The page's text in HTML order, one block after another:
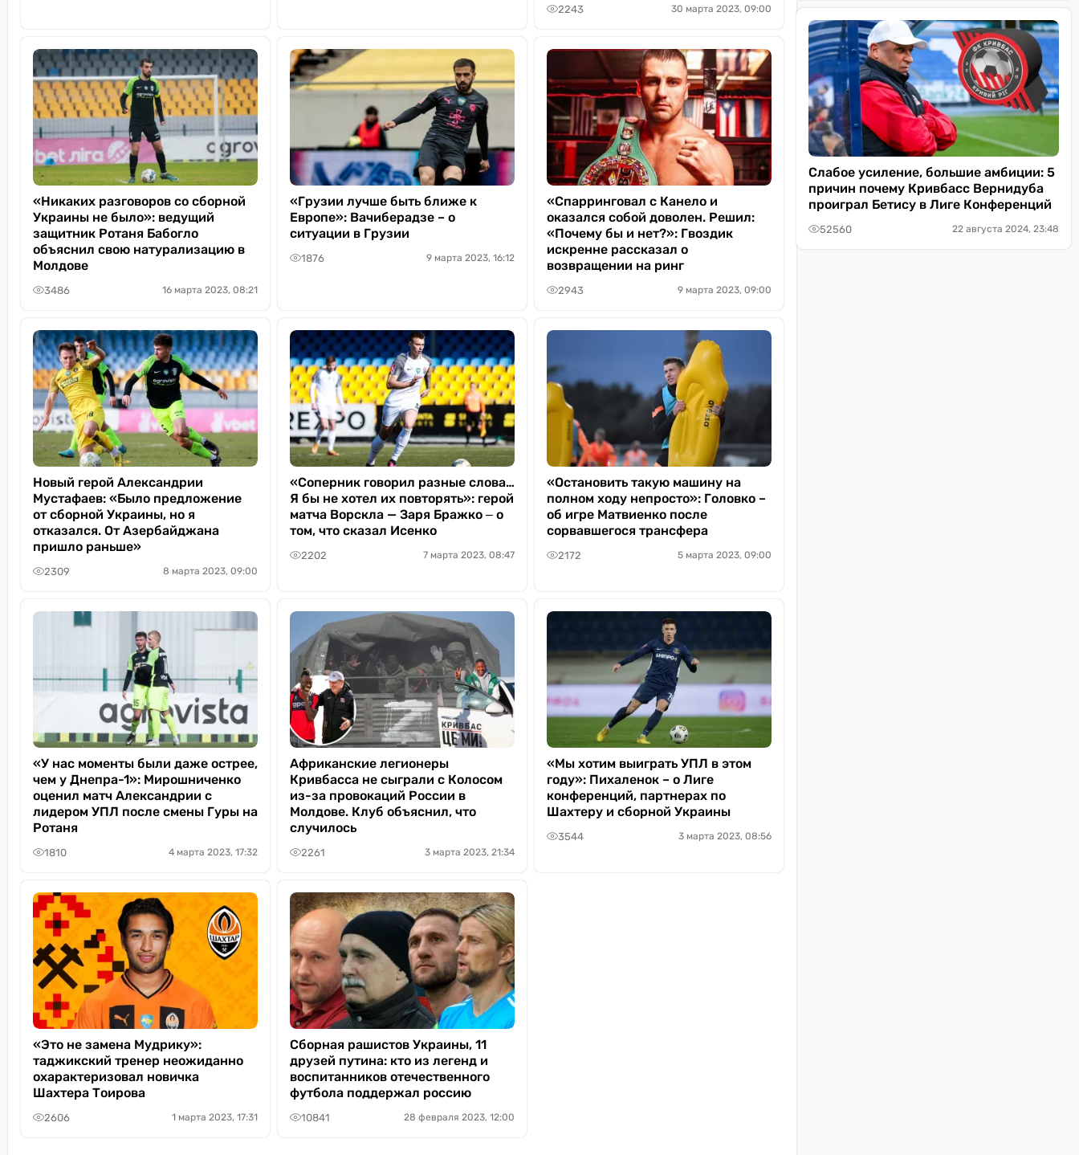
2243 30 марта 2023, 09:00
«Никаких разговоров со сборной
Украины не было»: ведущий
защитник Ротаня Бабогло
объяснил свою натурализацию в
Молдове
3486 16 марта 2023, 08:21
«Грузии лучше быть ближе к
Европе»: Вачиберадзе – о
ситуации в Грузии
1876 9 марта 2023, 16:12
«Спарринговал с Канело и
оказался собой доволен. Решил:
«Почему бы и нет?»: Гвоздик
искренне рассказал о
возвращении на ринг
2943 9 марта 2023, 09:00
Новый герой Александрии
Мустафаев: «Было предложение
от сборной Украины, но я
отказался. От Азербайджана
пришло раньше»
2309 8 марта 2023, 09:00
«Соперник говорил разные слова…
Я бы не хотел их повторять»: герой
матча Ворскла — Заря Бражко ‒ о
том, что сказал Исенко
2202 7 марта 2023, 08:47
«Остановить такую машину на
полном ходу непросто»: Головко –
об игре Матвиенко после
сорвавшегося трансфера
2172 5 марта 2023, 09:00
«У нас моменты были даже острее,
чем у Днепра-1»: Мирошниченко
оценил матч Александрии с
лидером УПЛ после смены Гуры на
Ротаня
1810 4 марта 2023, 17:32
Африканские легионеры
Кривбасса не сыграли с Колосом
из-за провокаций России в
Молдове. Клуб объяснил, что
случилось
2261 3 марта 2023, 21:34
«Мы хотим выиграть УПЛ в этом
году»: Пихаленок – о Лиге
конференций, партнерах по
Шахтеру и сборной Украины
3544 3 марта 2023, 08:56
«Это не замена Мудрику»:
таджикский тренер неожиданно
охарактеризовал новичка
Шахтера Тоирова
2606 1 марта 2023, 17:31
Сборная рашистов Украины, 11
друзей путина: кто из легенд и
воспитанников отечественного
футбола поддержал россию
10841 28 февраля 2023, 12:00
Слабое усиление, большие амбиции: 5
причин почему Кривбасс Вернидуба
проиграл Бетису в Лиге Конференций
52560 22 августа 2024, 23:48